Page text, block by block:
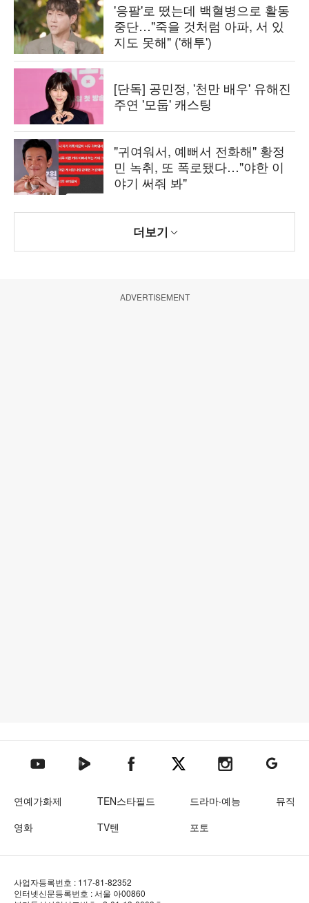
'응팔'로 떴는데 백혈병으로 활동
중단…"죽을 것처럼 아파, 서 있
지도 못해" ('해투')
[단독] 공민정, '천만 배우' 유해진
주연 '모둡' 캐스팅
"귀여워서, 예뻐서 전화해" 황정
민 녹취, 또 폭로됐다…"야한 이
야기 써줘 봐"
더보기
ADVERTISEMENT
텐아시아 유튜브텐아시아 네이버TV텐아시아 페이스북텐아시아 엑스텐아시아 인스타그램
텐아시아
연예가화제 TEN스타필드 드라마·예능
뮤직
영화
TV텐 포토
사업자등록번호 : 117-81-82352
인터넷신문등록번호 : 서울 아00860